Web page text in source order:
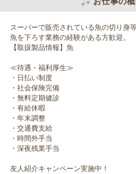
スーパーで販売されている魚の切り身
魚を下ろす業務の経験がある方歓迎。
【取扱製品情報】魚
≪待遇・福利厚生≫
・日払い制度
・社会保険完備
・無料定期健診
・有給休暇
・年末調整
・交通費支給
・時間外手当
・深夜残業手当
友人紹介キャンペーン実施中！